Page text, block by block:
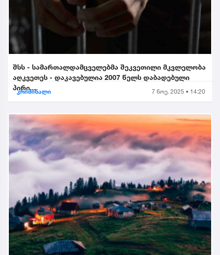
შსს - სამართალდამცველებმა შეკვეთილი მკვლელობა
აღკვეთეს - დაკავებულია 2007 წელს დაბადებული
პირი...
კრიმინალი 7 ნოე. 2025 • 14:20